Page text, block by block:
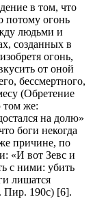
в том, что
потому огонь
людьми и
созданных в
огонь,
от оной
бессмертного,
(Обретение
том же:
на долю»
боги некогда
причине, по
«И вот Зевс и
с ними: убить
лишатся
Пир. 190с) [6].